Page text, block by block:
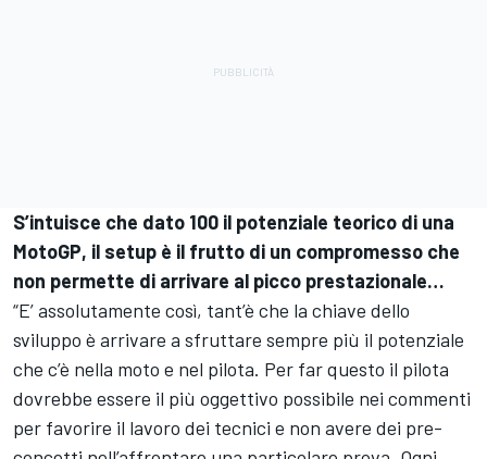
S’intuisce che dato 100 il potenziale teorico di una
MotoGP, il setup è il frutto di un compromesso che
non permette di arrivare al picco prestazionale…
“E’ assolutamente così, tant’è che la chiave dello
sviluppo è arrivare a sfruttare sempre più il potenziale
che c’è nella moto e nel pilota. Per far questo il pilota
dovrebbe essere il più oggettivo possibile nei commenti
per favorire il lavoro dei tecnici e non avere dei pre-